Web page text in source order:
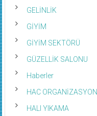
GELİNLİK
GİYİM
GİYİM SEKTÖRÜ
GÜZELLİK SALONU
Haberler
HAC ORGANİZASYON
HALI YIKAMA